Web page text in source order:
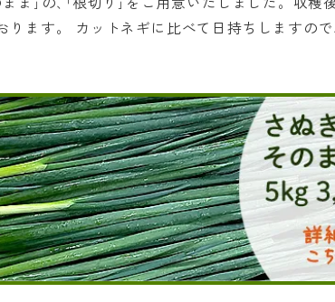
ります。 カットネギに比べて日持ちしますの